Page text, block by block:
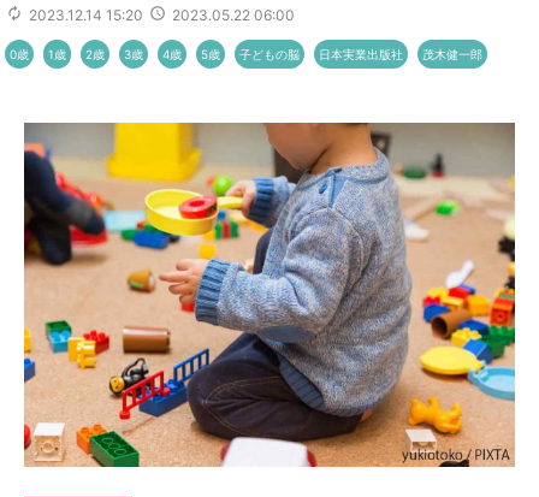
2023.12.14 15:20 2023.05.22 06:00
0歳 1歳 2歳 3歳 4歳 5歳 子どもの脳 日本実業出版社 茂木健一郎